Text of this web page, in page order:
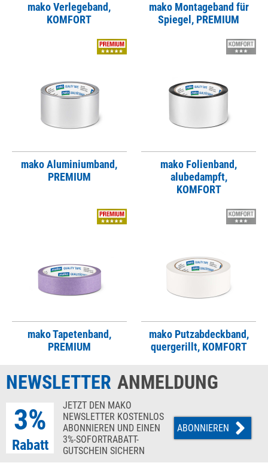
mako Verlegeband,
KOMFORT
mako Montageband für
Spiegel, PREMIUM
mako Aluminiumband,
PREMIUM
mako Folienband,
alubedampft,
KOMFORT
mako Tapetenband,
PREMIUM
mako Putzabdeckband,
quergerillt, KOMFORT
NEWSLETTER ANMELDUNG
3%
Rabatt
JETZT DEN MAKO
NEWSLETTER KOSTENLOS
ABONNIEREN UND EINEN
3%-SOFORTRABATT-
GUTSCHEIN SICHERN
ABONNIEREN